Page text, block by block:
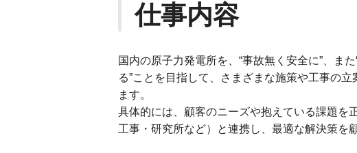
仕事内容
国内の原子力発電所を、“事故無く安全に”、ま
る”ことを目指して、さまざまな施策や工事の
ます。
具体的には、顧客のニーズや抱えている課題を
工事・研究所など）と連携し、最適な解決策を